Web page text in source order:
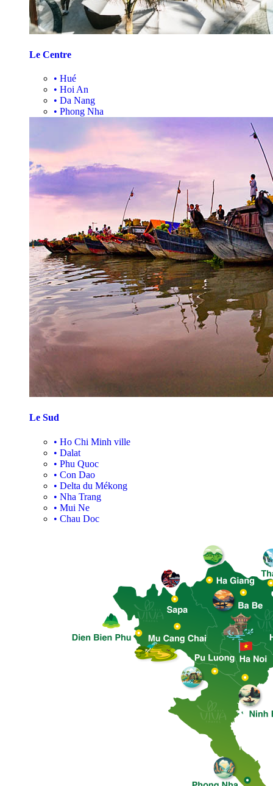
Le Centre
• Hué
• Hoi An
• Da Nang
• Phong Nha
Le Sud
• Ho Chi Minh ville
• Dalat
• Phu Quoc
• Con Dao
• Delta du Mékong
• Nha Trang
• Mui Ne
• Chau Doc